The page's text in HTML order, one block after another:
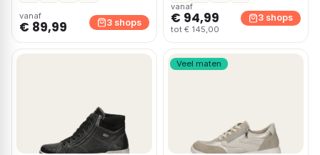
vanaf
€ 89,99 3 shops
vanaf
€ 94,99
tot € 145,00
3 shops
Veel maten